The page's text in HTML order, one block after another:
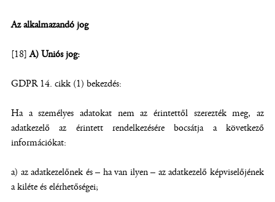
Az alkalmazandó jog
[18]A) Uniós jog:
GDPR 14. cikk (1) bekezdés:
Ha a személyes adatokat nem az érintettől szerezték meg, az
adatkezelő az érintett rendelkezésére bocsátja a következő
információkat:
a) az adatkezelőnek és – ha van ilyen – az adatkezelő képviselőjének
a kiléte és elérhetőségei;